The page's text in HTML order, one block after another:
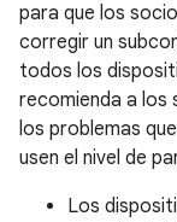
para que los
corregir un
todos los
recomienda a los
los problemas
usen el nivel de
Los